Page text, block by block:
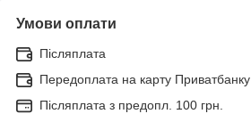
Умови оплати
Післяплата
Передоплата на карту Приватбанку
Післяплата з предопл. 100 грн.